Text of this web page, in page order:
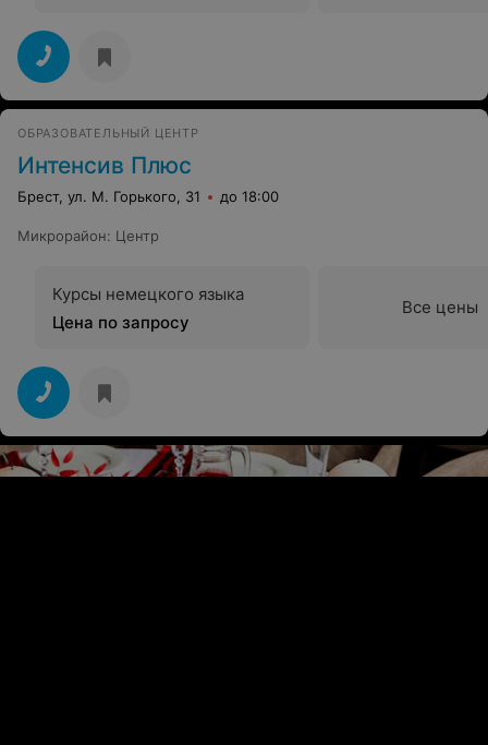
ОБРАЗОВАТЕЛЬНЫЙ ЦЕНТР
Интенсив Плюс
Брест, ул. М. Горького, 31 до 18:00
Микрорайон: Центр
Курсы немецкого языка
Цена по запросу
Все цены